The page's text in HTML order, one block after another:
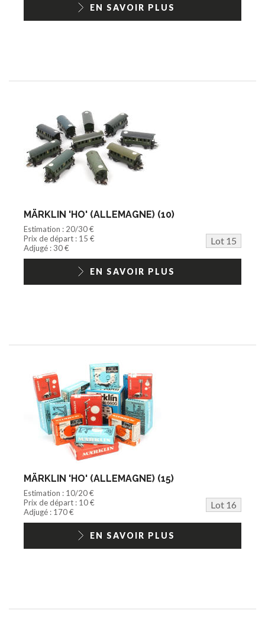
EN SAVOIR PLUS
MÄRKLIN 'HO' (ALLEMAGNE) (10)
Estimation : 20/30 €
Prix de départ : 15 €
Lot 15
Adjugé : 30 €
EN SAVOIR PLUS
MÄRKLIN 'HO' (ALLEMAGNE) (15)
Estimation : 10/20 €
Prix de départ : 10 €
Lot 16
Adjugé : 170 €
EN SAVOIR PLUS